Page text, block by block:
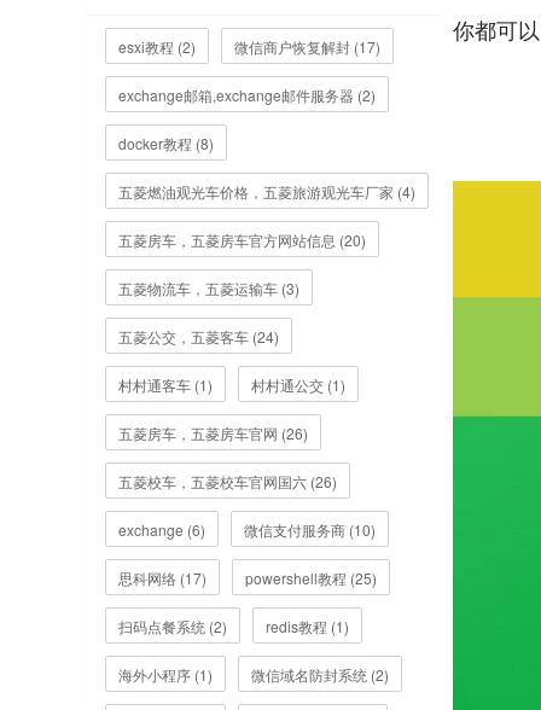
esxi教程 (2) 微信商户恢复解封 (17)
exchange邮箱,exchange邮件服务器 (2)
docker教程 (8)
五菱燃油观光车价格，五菱旅游观光车厂家 (4)
五菱房车，五菱房车官方网站信息 (20)
五菱物流车，五菱运输车 (3)
五菱公交，五菱客车 (24)
村村通客车 (1) 村村通公交 (1)
五菱房车，五菱房车官网 (26)
五菱校车，五菱校车官网国六 (26)
exchange (6) 微信支付服务商 (10)
思科网络 (17) powershell教程 (25)
扫码点餐系统 (2) redis教程 (1)
海外小程序 (1) 微信域名防封系统 (2)
你都可